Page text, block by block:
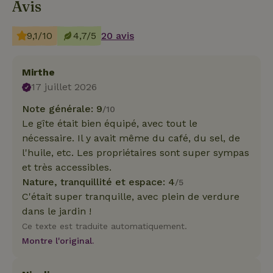
Avis
9,1/10 4,7/5 20 avis
Mirthe
17 juillet 2026
Note générale: 9/10
Le gîte était bien équipé, avec tout le
nécessaire. Il y avait même du café, du sel, de
l'huile, etc. Les propriétaires sont super sympas
et très accessibles.
Nature, tranquillité et espace: 4/5
C'était super tranquille, avec plein de verdure
dans le jardin !
Ce texte est traduite automatiquement.
Montre l'original.